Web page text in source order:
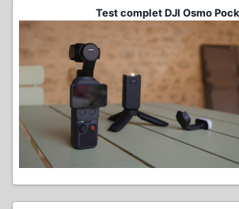
Test complet DJI Osmo